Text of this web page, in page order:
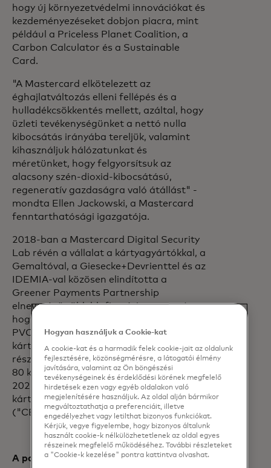
hogy új környezetvédelmi innovációkat és
kezdeményezéseket dobjon piacra, mint
például a Priceless Planet Coalition, a
Carbon Calculator és a Sustainable
Card.
"A Mastercard elkötelezett az
éghajlatváltozás elleni fellépés és a
hulladékcsökkentés mellett, azáltal, hogy
üzleti tevékenységünket a nettó nulla
kibocsátás irányába tereljük, valamint
kihasználjuk hálózatunkat és
méretünket, hogy felgyorsítsuk az
alacsony szén-dioxid-kibocsátású,
regeneratív gazdaságra való átállást" -
mondta Ellen Jackowski, a Mastercard
fenntarthatósági igazgatója.
2018-ban a Mastercard Digital Security
Lab révén a vállalat a kártyagyártókkal, a
Gemaltóval, a Giesecke+Devrienttel és az
IDEMIA-val közösen elindította a
Greener Payments Partnership
elnevezésű zöldebb fizetési partnerséget,
hogy csökkentsék az első felhasználású
PVC műanyag felhasználását a
kártyagyártásban. A Mastercard
résztvevő bankjai világszerte több mint
80 különböző országban működnek.
2021-ben elindította a Mastercard
kártya ökotanúsítási rendszerét
("CEC").
A partnerbankok észrevételei:
Hogyan használjuk a Cookie-kat
A cookie-kat és a harmadik felek cookie-jait az oldalunk
fejlesztésére, közönségmérésre, a látogatói élmény
javítására, valamint az Ön böngészési
tevékenységeinek és érdeklődési körének megfelelő
hirdetések ezen vagy egyéb oldalakon való
megjelenítésére használjuk. Az oldal alján bármikor
megváltoztathatja a preferenciáit, illetve
engedélyezhet vagy letilthat bizonyos funkciókat.
Kérjük, vegye figyelembe, hogy bizonyos általunk
használt cookie-k nélkülözhetetlenek az oldal egyes
részeinek megfelelő működéséhez. További részleteket
a "Cookie-k kezelése" pontra kattintva olvashat.